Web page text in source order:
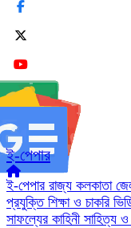
ই-পেপার
ই-পেপার রাজ্য কলকাতা
প্রযুক্তি শিক্ষা ও চাকরি
সাফল্যের কাহিনী সাহিত্য